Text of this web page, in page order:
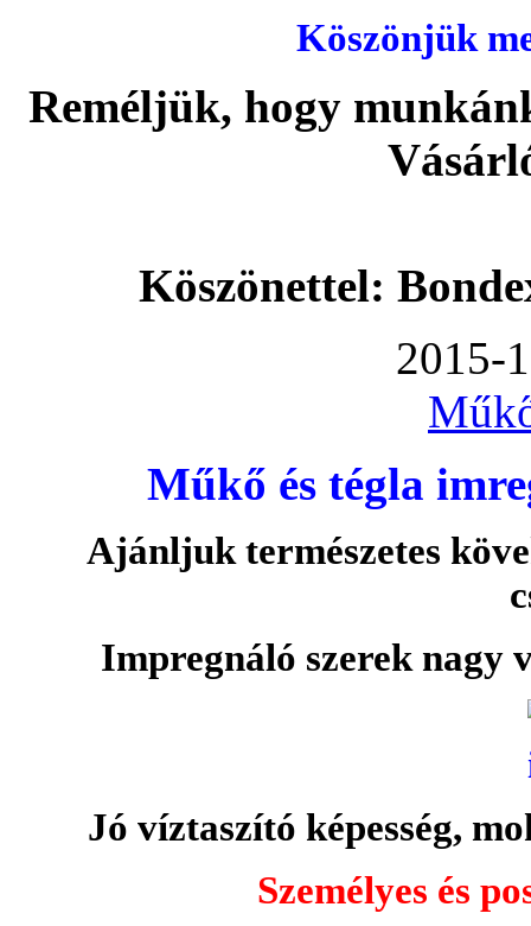
Köszönjük
Reméljük, hogy
Köszönettel:
2015-
Műkő és tégla
Ajánljuk természetes
Impregnáló szerek
Jó víztaszító képesség,
Személyes és